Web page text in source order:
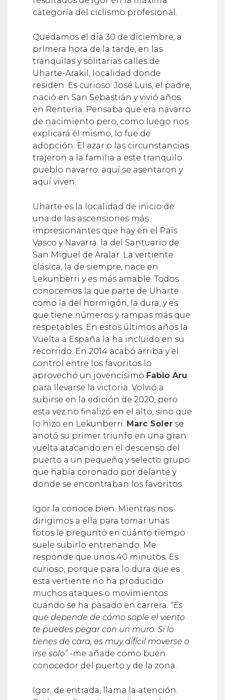
categoría del ciclismo profesional.
Quedamos el día 30 de diciembre, a
primera hora de la tarde, en las
tranquilas y solitarias calles de
Uharte-Arakil, localidad donde
residen. Es curioso: José Luis, el padre,
nació en San Sebastián y vivió años
en Rentería. Pensaba que era navarro
de nacimiento pero, como luego nos
explicará él mismo, lo fue de
adopción. El azar o las circunstancias
trajeron a la familia a este tranquilo
pueblo navarro: aquí se asentaron y
aquí viven.
Uharte es la localidad de inicio de
una de las ascensiones más
impresionantes que hay en el País
Vasco y Navarra: la del Santuario de
San Miguel de Aralar. La vertiente
clásica, la de siempre, nace en
Lekunberri y es más amable. Todos
conocemos la que parte de Uharte
como la del hormigón, la dura, y es
que tiene números y rampas más que
respetables. En estos últimos años la
Vuelta a España la ha incluido en su
recorrido. En 2014 acabó arriba y el
control entre los favoritos lo
aprovechó un jovencísimo Fabio Aru
para llevarse la victoria. Volvió a
subirse en la edición de 2020, pero
esta vez no finalizó en el alto, sino que
lo hizo en Lekunberri. Marc Soler se
anotó su primer triunfo en una gran
vuelta atacando en el descenso del
puerto a un pequeño y selecto grupo
que había coronado por delante y
donde se encontraban los favoritos.
Igor la conoce bien. Mientras nos
dirigimos a ella para tomar unas
fotos le preguntó en cuánto tiempo
suele subirlo entrenando. Me
responde que unos 40 minutos. Es
curioso, porque para lo dura que es
esta vertiente no ha producido
muchos ataques o movimientos
cuando se ha pasado en carrera. “Es
que depende de cómo sople el viento
te puedes pegar con un muro. Si lo
tienes de cara, es muy difícil moverse o
irse solo” -me añade como buen
conocedor del puerto y de la zona.
Igor, de entrada, llama la atención.